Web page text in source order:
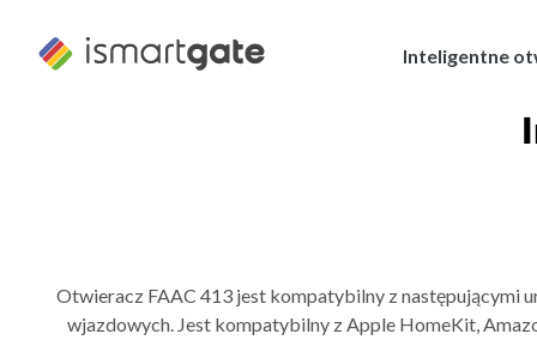
treści
Inteligentne
Otwieracz FAAC 413 jest kompatybilny z następującymi
wjazdowych. Jest kompatybilny z Apple HomeKit,